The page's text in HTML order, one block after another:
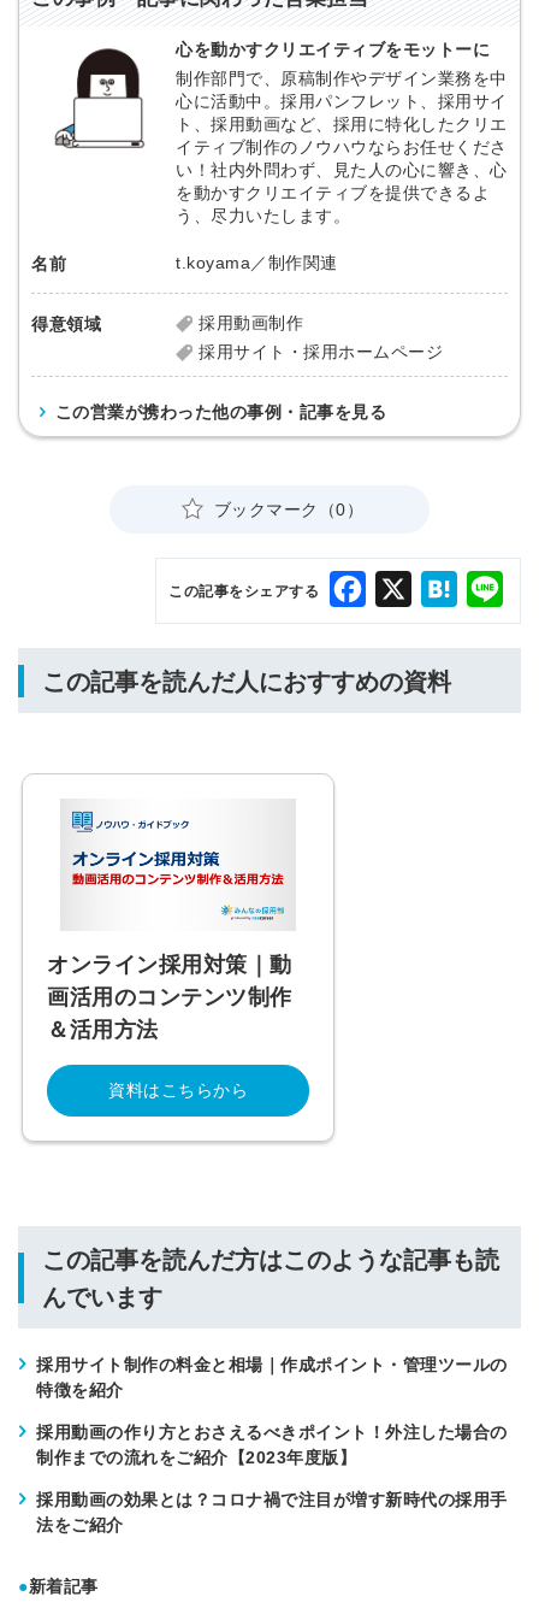
心を動かすクリエイティブをモットーに
制作部門で、原稿制作やデザイン業務を中
心に活動中。採用パンフレット、採用サイ
ト、採用動画など、採用に特化したクリエ
イティブ制作のノウハウならお任せくださ
い！社内外問わず、見た人の心に響き、心
を動かすクリエイティブを提供できるよ
う、尽力いたします。
名前 t.koyama／制作関連
得意領域
採用動画制作
採用サイト・採用ホームページ
この営業が携わった他の事例・記事を見る
ブックマーク（0）
この記事をシェアする Facebook Hatena
この記事を読んだ人におすすめの資料
オンライン採用対策｜動
画活用のコンテンツ制作
＆活用方法
資料はこちらから
この記事を読んだ方はこのような記事も読
んでいます
採用サイト制作の料金と相場｜作成ポイント・管理ツールの
特徴を紹介
採用動画の作り方とおさえるべきポイント！外注した場合の
制作までの流れをご紹介【2023年度版】
採用動画の効果とは？コロナ禍で注目が増す新時代の採用手
法をご紹介
●新着記事